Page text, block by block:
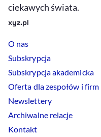
ciekawych świata.
xyz.pl
O nas
Subskrypcja
Subskrypcja akademicka
Oferta dla zespołów i firm
Newslettery
Archiwalne relacje
Kontakt